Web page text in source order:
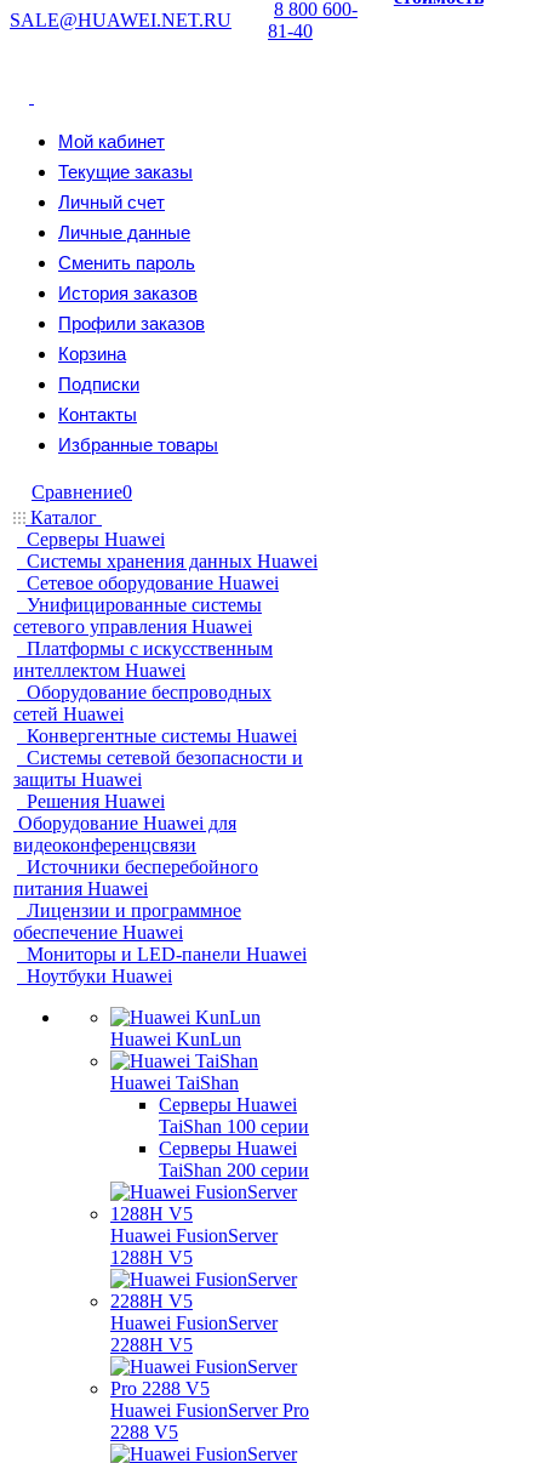
SALE@HUAWEI.NET.RU
8 800 600-
81-40
Мой кабинет
Текущие заказы
Личный счет
Личные данные
Сменить пароль
История заказов
Профили заказов
Корзина
Подписки
Контакты
Избранные товары
Сравнение0
Каталог
Серверы Huawei
Системы хранения данных Huawei
Сетевое оборудование Huawei
Унифицированные системы
сетевого управления Huawei
Платформы с искусственным
интеллектом Huawei
Оборудование беспроводных
сетей Huawei
Конвергентные системы Huawei
Системы сетевой безопасности и
защиты Huawei
Решения Huawei
Оборудование Huawei для
видеоконференцсвязи
Источники бесперебойного
питания Huawei
Лицензии и программное
обеспечение Huawei
Мониторы и LED-панели Huawei
Ноутбуки Huawei
Huawei KunLun
Huawei TaiShan
Серверы Huawei
TaiShan 100 серии
Серверы Huawei
TaiShan 200 серии
Huawei FusionServer
1288H V5
Huawei FusionServer
2288H V5
Huawei FusionServer Pro
2288 V5